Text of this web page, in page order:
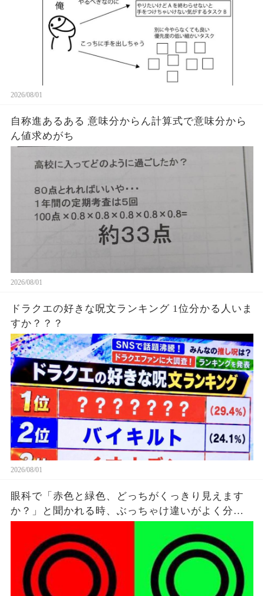
2026/08/01
自称進あるある 意味分からん計算式で意味分から
ん値求めがち
2026/08/01
ドラクエの好きな呪文ランキング 1位分かる人いま
すか？？？
2026/08/01
眼科で「赤色と緑色、どっちがくっきり見えます
か？」と聞かれる時、ぶっちゃけ違いがよく分か